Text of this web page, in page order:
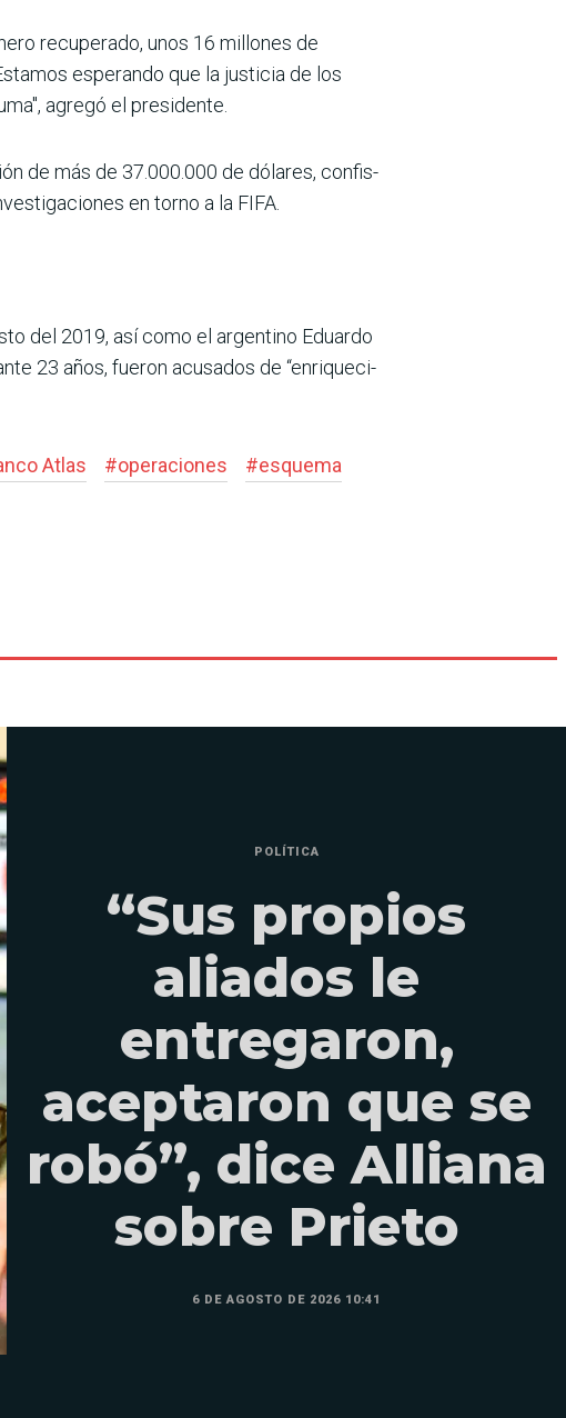
recuperado, unos 16 millones de
esperando que la justicia de los
agregó el presidente.
de más de 37.000.000 de dólares, confis­
en torno a la FIFA.
del 2019, así como el argen­tino Eduardo
23 años, fueron acusados de “enriqueci­
Atlas #operaciones #esquema
POLÍTICA
“Sus propios
aliados le
entregaron,
aceptaron que se
robó”, dice Alliana
sobre Prieto
6 DE AGOSTO DE 2026 10:41